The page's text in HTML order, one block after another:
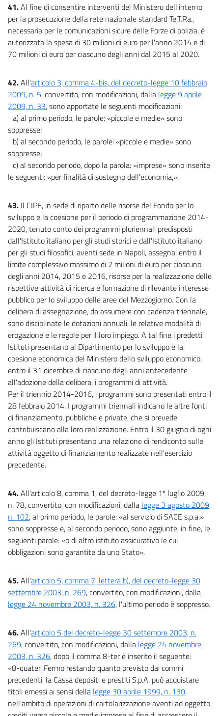
41.Al fine di consentire interventi del Ministero dell'interno
per la prosecuzione della rete nazionale standard Te.T.Ra.,
necessaria per le comunicazioni sicure delle Forze di polizia, è
autorizzata la spesa di 30 milioni di euro per l'anno 2014 e di
70 milioni di euro per ciascuno degli anni dal 2015 al 2020.
42.All'articolo 3, comma 4-bis, del decreto-legge 10 febbraio
2009, n. 5, convertito, con modificazioni, dalla legge 9 aprile
2009, n. 33, sono apportate le seguenti modificazioni:
a) al primo periodo, le parole: «piccole e medie» sono
soppresse;
b) al secondo periodo, le parole: «piccole e medie» sono
soppresse;
c) al secondo periodo, dopo la parola: «imprese» sono inserite
le seguenti: «per finalità di sostegno dell'economia,».
43. Il CIPE, in sede di riparto delle risorse del Fondo per lo
sviluppo e la coesione per il periodo di programmazione 2014-
2020, tenuto conto dei programmi pluriennali predisposti
dall'Istituto italiano per gli studi storici e dall'Istituto italiano
per gli studi filosofici, aventi sede in Napoli, assegna, entro il
limite complessivo massimo di 2 milioni di euro per ciascuno
degli anni 2014, 2015 e 2016, risorse per la realizzazione delle
rispettive attività di ricerca e formazione di rilevante interesse
pubblico per lo sviluppo delle aree del Mezzogiorno. Con la
delibera di assegnazione, da assumere con cadenza triennale,
sono disciplinate le dotazioni annuali, le relative modalità di
erogazione e le regole per il loro impiego. A tal fine i predetti
Istituti presentano al Dipartimento per lo sviluppo e la
coesione economica del Ministero dello sviluppo economico,
entro il 31 dicembre di ciascuno degli anni antecedente
all'adozione della delibera, i programmi di attività.
Per il triennio 2014-2016, i programmi sono presentati entro il
28 febbraio 2014. I programmi triennali indicano le altre fonti
di finanziamento, pubbliche e private, che si prevede
contribuiscano alla loro realizzazione. Entro il 30 giugno di ogni
anno gli Istituti presentano una relazione di rendiconto sulle
attività oggetto di finanziamento realizzate nell'esercizio
precedente.
44.All'articolo 8, comma 1, del decreto-legge 1º luglio 2009,
n. 78, convertito, con modificazioni, dalla legge 3 agosto 2009,
n. 102, al primo periodo, le parole: «al servizio di SACE s.p.a.»
sono soppresse e, al secondo periodo, sono aggiunte, in fine, le
seguenti parole: «o di altro istituto assicurativo le cui
obbligazioni sono garantite da uno Stato».
45.All'articolo 5, comma 7, lettera b), del decreto-legge 30
settembre 2003, n. 269, convertito, con modificazioni, dalla
legge 24 novembre 2003, n. 326, l'ultimo periodo è soppresso.
46.All'articolo 5 del decreto-legge 30 settembre 2003, n.
269, convertito, con modificazioni, dalla legge 24 novembre
2003, n. 326, dopo il comma 8-ter è inserito il seguente:
«8-quater. Fermo restando quanto previsto dai commi
precedenti, la Cassa depositi e prestiti S.p.A. può acquistare
titoli emessi ai sensi della legge 30 aprile 1999, n. 130,
nell'ambito di operazioni di cartolarizzazione aventi ad oggetto